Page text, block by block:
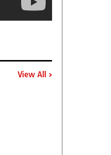
View All